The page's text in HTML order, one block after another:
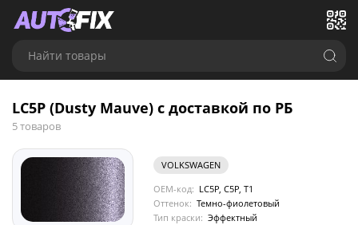
Найти товары
LC5P (Dusty Mauve) с доставкой по РБ
5 товаров
VOLKSWAGEN
OEM-код: LC5P, C5P, T1
Оттенок: Темно-фиолетовый
Тип краски: Эффектный